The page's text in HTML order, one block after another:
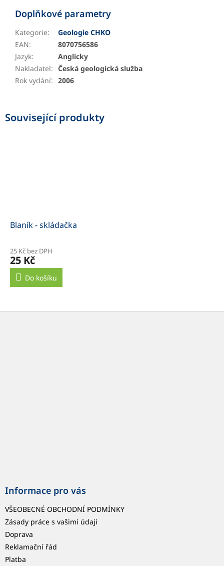
Související produkty
Blaník - skládačka
25 Kč bez DPH
25 Kč
Do košíku
Doplňkové parametry
Kategorie:
Geologie CHKO
EAN:
8070756586
Jazyk:
Anglicky
Nakladatel: Česká geologická služba
Rok vydání: 2006
Z
Informace pro vás
VŠEOBECNÉ OBCHODNÍ PODMÍNKY
Zásady práce s vašimi údaji
Doprava
Reklamační řád
Platba